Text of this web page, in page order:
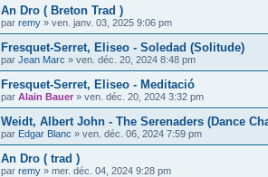
An Dro ( Breton Trad )
par remy » ven. janv. 03, 2025 9:06 pm
Fresquet-Serret, Eliseo - Soledad (Solitude)
par Jean Marc » ven. déc. 20, 2024 8:48 pm
Fresquet-Serret, Eliseo - Meditació
par Alain Bauer » ven. déc. 20, 2024 3:32 pm
Weidt, Albert John - The Serenaders (Dance
par Edgar Blanc » ven. déc. 06, 2024 7:59 pm
An Dro ( trad )
par remy » mer. déc. 04, 2024 9:28 pm